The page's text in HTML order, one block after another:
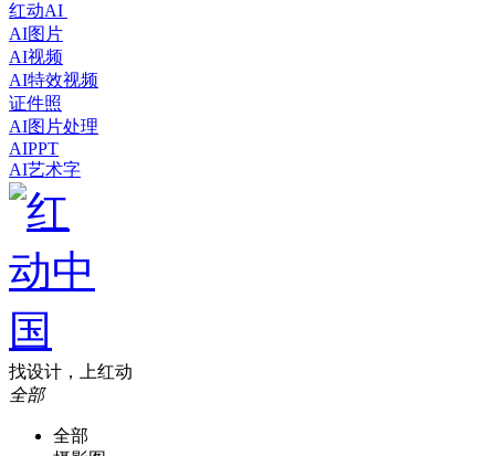
红动AI
AI图片
AI视频
AI特效视频
证件照
AI图片处理
AIPPT
AI艺术字
找设计，上红动
全部
全部